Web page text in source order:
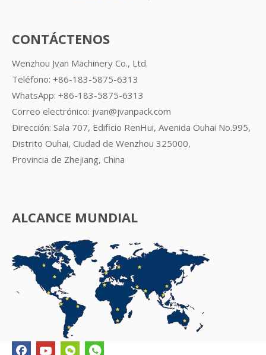
CONTÁCTENOS
Wenzhou Jvan Machinery Co., Ltd.
Teléfono: +86-183-5875-6313
WhatsApp: +86-183-5875-6313
Correo electrónico: jvan@jvanpack.com
Dirección: Sala 707, Edificio RenHui, Avenida Ouhai No.995,
Distrito Ouhai, Ciudad de Wenzhou 325000,
Provincia de Zhejiang, China
ALCANCE MUNDIAL